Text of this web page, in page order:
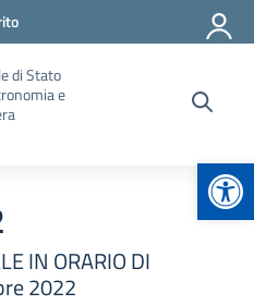
di Stato
e
IN ORARIO DI
2022